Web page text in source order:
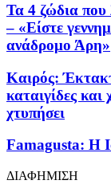
Τα 4 ζώδια που
– «Είστε
ανάδρομο Άρη»
Καιρός:
καταιγίδες και
χτυπήσει
Famagusta: Η
ΔΙΑΦΗΜΙΣΗ